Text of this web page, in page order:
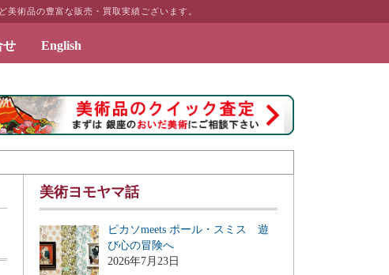
術品の豊富な販売・買取実績ございます。
せ English
美術ヨモヤマ話
ピカソmeets ポール・スミス 遊
び心の冒険へ
2026年7月23日